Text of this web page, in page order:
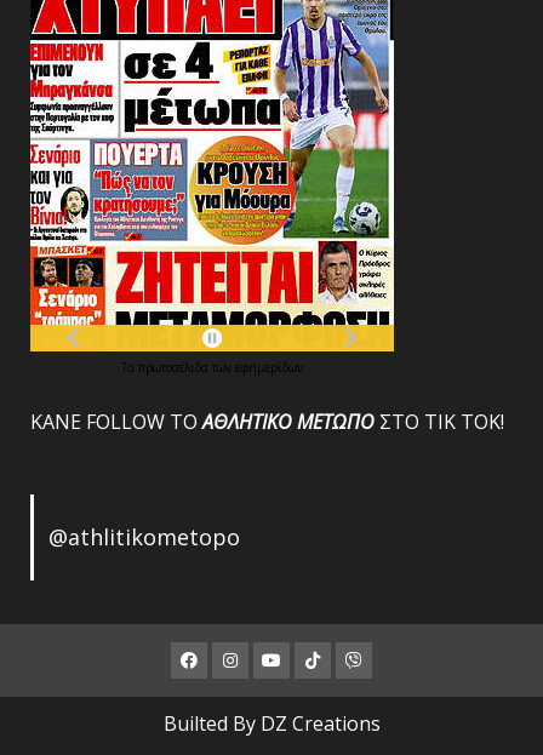
Τα πρωτοσέλιδα των εφημερίδων
ΚΑΝΕ FOLLOW ΤΟΑΘΛΗΤΙΚΟΜΕΤΩΠΟ ΣΤΟ ΤΙΚ ΤΟΚ!
@athlitikometopo
Facebook
Instagram
Youtube
ΤΙΚ
ΤΟΚ
Viber
Builted By DZ Creations